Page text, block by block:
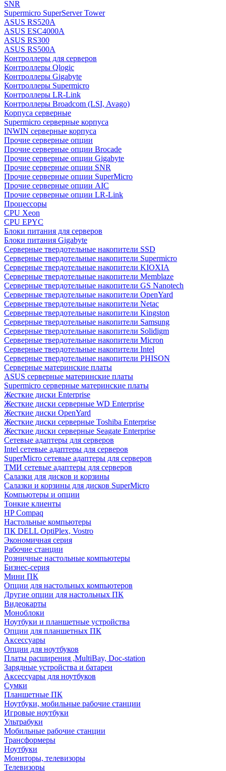
SNR
Supermicro SuperServer Tower
ASUS RS520A
ASUS ESC4000A
ASUS RS300
ASUS RS500A
Контроллеры для серверов
Контроллеры Qlogic
Контроллеры Gigabyte
Контроллеры Supermicro
Контроллеры LR-Link
Контроллеры Broadcom (LSI, Avago)
Корпуса серверные
Supermicro серверные корпуса
INWIN серверные корпуса
Прочие серверные опции
Прочие серверные опции Brocade
Прочие серверные опции Gigabyte
Прочие серверные опции SNR
Прочие серверные опции SuperMicro
Прочие серверные опции AIC
Прочие серверные опции LR-Link
Процессоры
CPU Xeon
CPU EPYC
Блоки питания для серверов
Блоки питания Gigabyte
Серверные твердотельные накопители SSD
Cерверные твердотельные накопители Supermicro
Cерверные твердотельные накопители KIOXIA
Cерверные твердотельные накопители Memblaze
Cерверные твердотельные накопители GS Nanotech
Серверные твердотельные накопители OpenYard
Серверные твердотельные накопители Netac
Cерверные твердотельные накопители Kingston
Cерверные твердотельные накопители Samsung
Cерверные твердотельные накопители Solidigm
Cерверные твердотельные накопители Micron
Cерверные твердотельные накопители Intel
Cерверные твердотельные накопители PHISON
Серверные материнские платы
ASUS серверные материнские платы
Supermicro серверные материнские платы
Жесткие диски Enterprise
Жесткие диски серверные WD Enterprise
Жесткие диски OpenYard
Жесткие диски серверные Toshiba Enterprise
Жесткие диски серверные Seagate Enterprise
Сетевые адаптеры для серверов
Intel сетевые адаптеры для серверов
SuperMicro сетевые адаптеры для серверов
ТМИ сетевые адаптеры для серверов
Салазки для дисков и корзины
Салазки и корзины для дисков SuperMicro
Компьютеры и опции
Тонкие клиенты
HP Compaq
Настольные компьютеры
ПК DELL OptiPlex, Vostro
Экономичная серия
Рабочие станции
Розничные настольные компьютеры
Бизнес-серия
Мини ПК
Опции для настольных компьютеров
Другие опции для настольных ПК
Видеокарты
Моноблоки
Ноутбуки и планшетные устройства
Опции для планшетных ПК
Аксессуары
Опции для ноутбуков
Платы расширения ,MultiBay, Doc-station
Зарядные устройства и батареи
Аксессуары для ноутбуков
Сумки
Планшетные ПК
Ноутбуки, мобильные рабочие станции
Игровые ноутбуки
Ультрабуки
Мобильные рабочие станции
Трансформеры
Ноутбуки
Мониторы, телевизоры
Телевизоры